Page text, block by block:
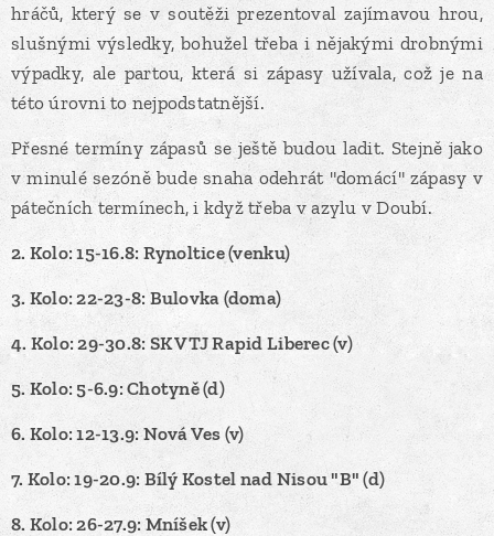
hráčů, který se v soutěži prezentoval zajímavou hrou,
slušnými výsledky, bohužel třeba i nějakými drobnými
výpadky, ale partou, která si zápasy užívala, což je na
této úrovni to nejpodstatnější.
Přesné termíny zápasů se ještě budou ladit. Stejně jako
v minulé sezóně bude snaha odehrát "domácí" zápasy v
pátečních termínech, i když třeba v azylu v Doubí.
2. Kolo: 15-16.8: Rynoltice (venku)
3. Kolo: 22-23-8: Bulovka (doma)
4. Kolo: 29-30.8: SK VTJ Rapid Liberec (v)
5. Kolo: 5-6.9: Chotyně (d)
6. Kolo: 12-13.9: Nová Ves (v)
7. Kolo: 19-20.9: Bílý Kostel nad Nisou "B" (d)
8. Kolo: 26-27.9: Mníšek (v)